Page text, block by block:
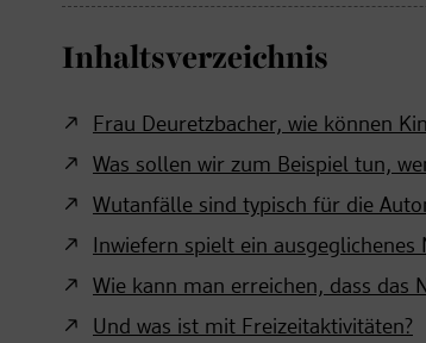
Inhaltsverzeichnis
Frau Deuretzbacher, wie können
Was sollen wir zum Beispiel tun,
Wutanfälle sind typisch für die
Inwiefern spielt ein
Wie kann man erreichen, dass das
Und was ist mit Freizeitaktivitäten?